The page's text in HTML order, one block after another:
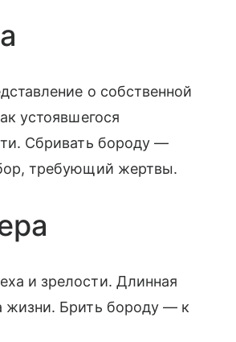
о собственной
устоявшегося
Сбривать бороду —
требующий жертвы.
и зрелости. Длинная
жизни. Брить бороду — к